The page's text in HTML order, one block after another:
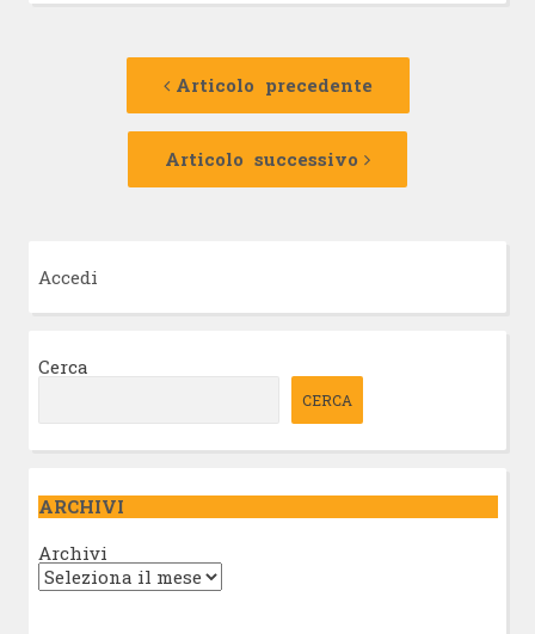
Navigazione
Articolo precedente
Articolo
Articolo successivo
Articolo
Accedi
Cerca
CERCA
ARCHIVI
Archivi